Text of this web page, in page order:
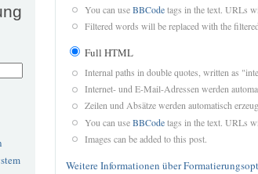
You can useBBCodetags in the text. URLs
Filtered words will be replaced with the
Full HTML
Internal paths in double quotes, written as
Internet- und E-Mail-Adressen werden
Zeilen und Absätze werden automatisch
You can useBBCodetags in the text. URLs
Images can be added to this post.
Weitere Informationen über